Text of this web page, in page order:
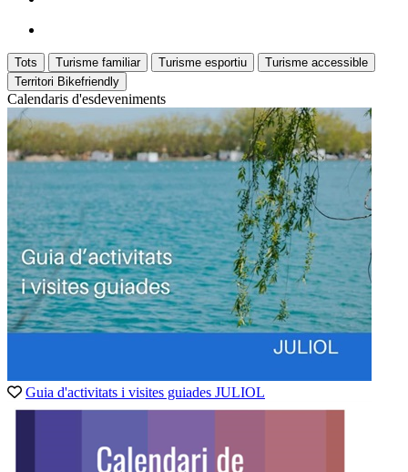
Tots Turisme familiar Turisme esportiu
Turisme accessible
Territori Bikefriendly
Calendaris d'esdeveniments
Guia d'activitats i visites guiades JULIOL